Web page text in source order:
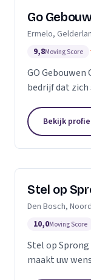
Go
Ermelo,
9,8Moving Score
GO
bedrijf dat zich
samenhangt.
we ervoor dat
Bekijk
Stel op
Den Bosch,
10,0Moving Score
Stel op
maakt uw